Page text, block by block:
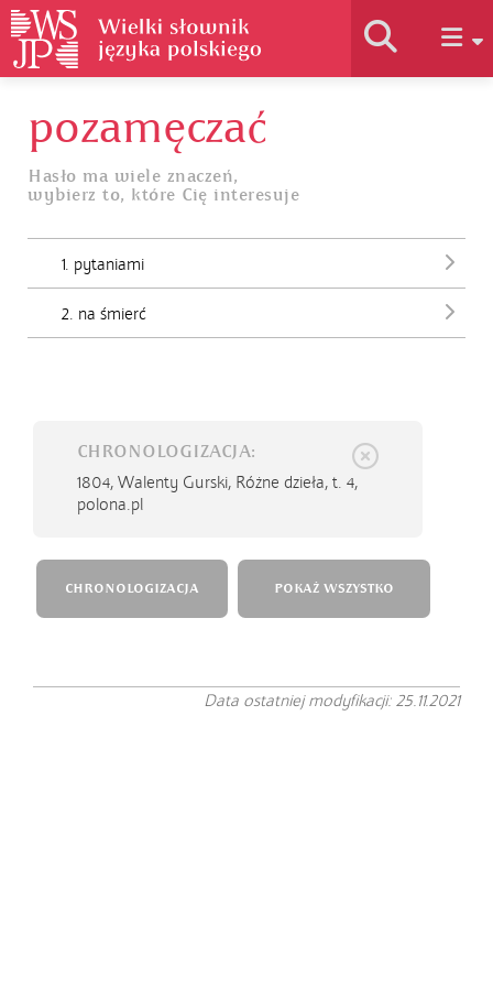
Historia słownika
Jak korzystać
pozamęczać
Hasło ma wiele znaczeń,
wybierz to, które Cię interesuje
1. pytaniami
2. na śmierć
CHRONOLOGIZACJA:
1804, Walenty Gurski, Różne dzieła, t. 4,
polona.pl
CHRONOLOGIZACJA POKAŻ WSZYSTKO
Data ostatniej modyfikacji: 25.11.2021